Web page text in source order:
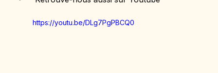
https://youtu.be/DLg7PgPBCQ0